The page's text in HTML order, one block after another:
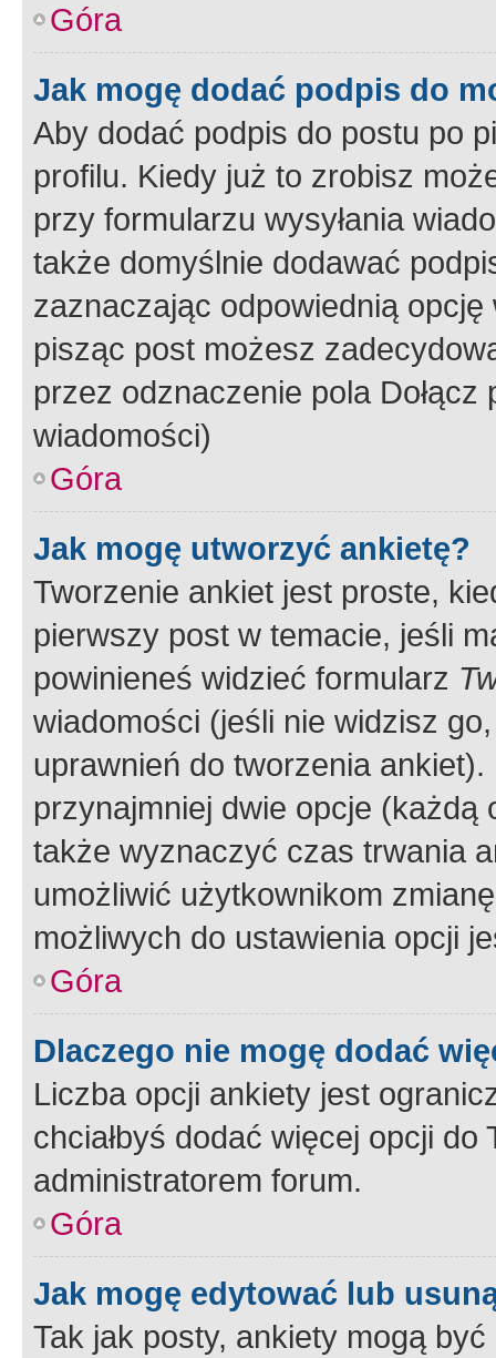
Góra
Jak mogę dodać podpis do
Aby dodać podpis do postu po
profilu. Kiedy już to zrobisz
przy formularzu wysyłania
także domyślnie dodawać
zaznaczając odpowiednią
pisząc post możesz
przez odznaczenie pola
wiadomości)
Góra
Jak mogę utworzyć ankietę?
Tworzenie ankiet jest proste,
pierwszy post w temacie, jeśli
powinieneś widzieć formularz
wiadomości (jeśli nie widzisz
uprawnień do tworzenia
przynajmniej dwie opcje
także wyznaczyć czas trwania
umożliwić użytkownikom
możliwych do ustawienia opcji
Góra
Dlaczego nie mogę dodać
Liczba opcji ankiety jest
chciałbyś dodać więcej opcji
administratorem forum.
Góra
Jak mogę edytować lub
Tak jak posty, ankiety mogą